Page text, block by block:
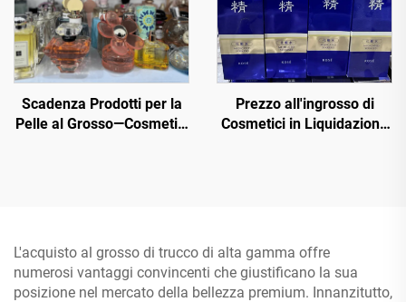
Roche Posay, Lancome,
Dior ecc.
Scadenza Prodotti per la
Pelle al Grosso—Cosmetici
Prezzo all'ingrosso di
Cosmetici in Liquidazione
della bellezza
L'acquisto al grosso di trucco di alta gamma offre
numerosi vantaggi convincenti che giustificano la sua
posizione nel mercato della bellezza premium. Innanzitutto,